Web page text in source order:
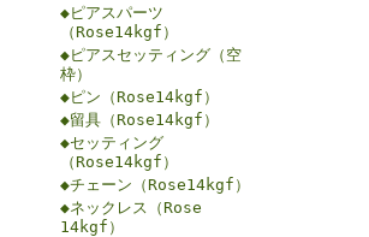
◆ピアスパーツ
（Rose14kgf）
◆ピアスセッティング（空
枠）
◆ピン（Rose14kgf）
◆留具（Rose14kgf）
◆セッティング
（Rose14kgf）
◆チェーン（Rose14kgf）
◆ネックレス（Rose
14kgf）